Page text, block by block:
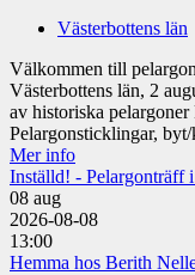
Västerbottens län
Välkommen till
Västerbottens län, 2
av historiska
Pelargonsticklingar,
Mer info
Inställd! - Pelargonträff
08 aug
2026-08-08
13:00
Hemma hos Berith